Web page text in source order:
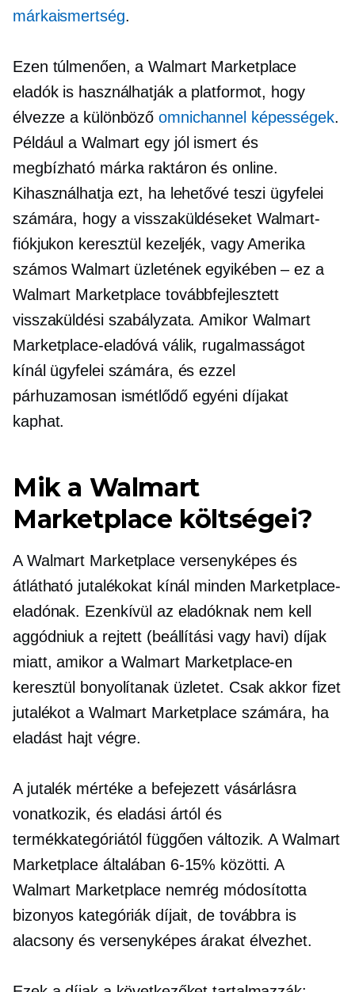
márkaismertség.
Ezen túlmenően, a Walmart Marketplace
eladók is használhatják a platformot, hogy
élvezze a különböző omnichannel képességek.
Például a Walmart egy jól ismert és
megbízható márka raktáron és online.
Kihasználhatja ezt, ha lehetővé teszi ügyfelei
számára, hogy a visszaküldéseket Walmart-
fiókjukon keresztül kezeljék, vagy Amerika
számos Walmart üzletének egyikében – ez a
Walmart Marketplace továbbfejlesztett
visszaküldési szabályzata. Amikor Walmart
Marketplace-eladóvá válik, rugalmasságot
kínál ügyfelei számára, és ezzel
párhuzamosan ismétlődő egyéni díjakat
kaphat.
Mik a Walmart
Marketplace költségei?
A Walmart Marketplace versenyképes és
átlátható jutalékokat kínál minden Marketplace-
eladónak. Ezenkívül az eladóknak nem kell
aggódniuk a rejtett (beállítási vagy havi) díjak
miatt, amikor a Walmart Marketplace-en
keresztül bonyolítanak üzletet. Csak akkor fizet
jutalékot a Walmart Marketplace számára, ha
eladást hajt végre.
A jutalék mértéke a befejezett vásárlásra
vonatkozik, és eladási ártól és
termékkategóriától függően változik. A Walmart
Marketplace általában 6-15% közötti. A
Walmart Marketplace nemrég módosította
bizonyos kategóriák díjait, de továbbra is
alacsony és versenyképes árakat élvezhet.